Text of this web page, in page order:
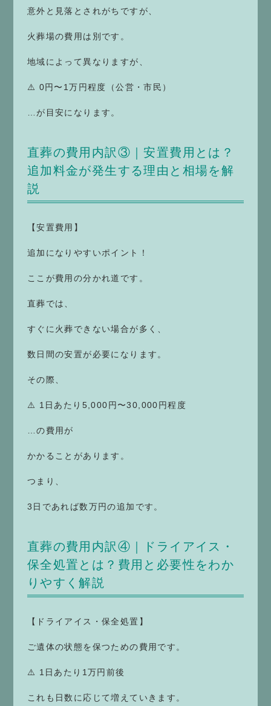
意外と見落とされがちですが、
火葬場の費用は別です。
地域によって異なりますが、
⚠️ 0円〜1万円程度（公営・市民）
…が目安になります。
直葬の費用内訳③｜安置費用とは？
追加料金が発生する理由と相場を解
説
【安置費用】
追加になりやすいポイント！
ここが費用の分かれ道です。
直葬では、
すぐに火葬できない場合が多く、
数日間の安置が必要になります。
その際、
⚠️ 1日あたり5,000円〜30,000円程度
…の費用が
かかることがあります。
つまり、
3日であれば数万円の追加です。
直葬の費用内訳④｜ドライアイス・
保全処置とは？費用と必要性をわか
りやすく解説
【ドライアイス・保全処置】
ご遺体の状態を保つための費用です。
⚠️ 1日あたり1万円前後
これも日数に応じて増えていきます。